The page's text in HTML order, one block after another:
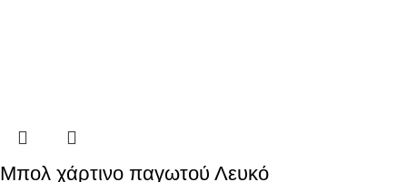
Μπολ χάρτινο παγωτού Λευκό